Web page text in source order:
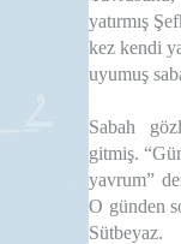
yatırmış
kez kendi
uyumuş
Sabah
gitmiş.
yavrum”
O günden
Sütbeyaz.